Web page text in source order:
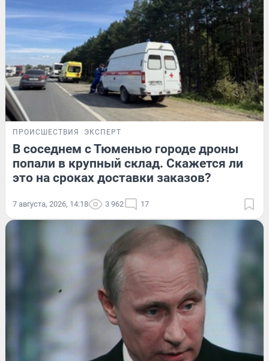
ПРОИСШЕСТВИЯ ЭКСПЕРТ
В соседнем с Тюменью городе дроны
попали в крупный склад. Скажется ли
это на сроках доставки заказов?
7 августа, 2026, 14:18 3 962 17